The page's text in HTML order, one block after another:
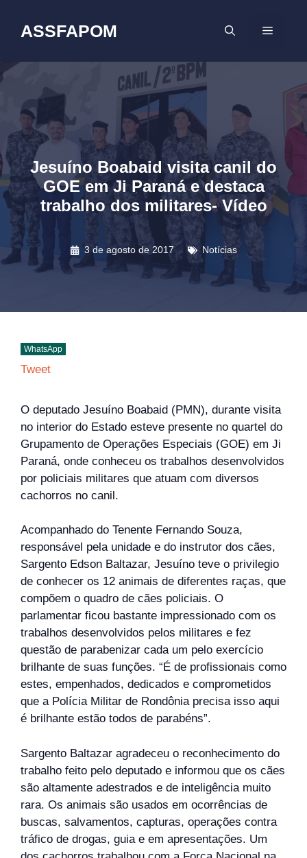
conteúdo
ASSFAPOM MENU
Jesuíno Boabaid visita canil do
GOE em Ji Paraná e destaca
trabalho dos militares- Vídeo
3 de agosto de 2017 Notícias
WhatsApp
Tweet
O deputado Jesuíno Boabaid (PMN), durante visita
no interior do Estado esteve presente no quartel do
Grupamento de Operações Especiais (GOE) em Ji
Paraná, onde conheceu os trabalhos desenvolvidos
por policiais militares que atuam com diversos
cachorros no canil.
Acompanhado do Tenente Fernando Souza,
responsável pela unidade e do instrutor dos cães,
Sargento Edson Baltazar, Jesuíno teve o privilegio
de conhecer os 12 animais de diferentes raças, que
compõem o quadro de cães policiais. O
parlamentar ficou bastante impressionado com os
trabalhos desenvolvidos pelos militares e fez
questão de parabenizar cada um pelo exercício
brilhante de suas funções. “É de profissionais como
estes, empenhados, dedicados e comprometidos
que a Polícia Militar de Rondônia precisa isso aqui
é brilhante estão todos de parabéns”.
Sargento Baltazar agradeceu o reconhecimento do
trabalho feito pelo deputado e informou que os cães
são altamente adestrados e de inteligência muito
rara. Os animais são usados em ocorrências de
buscas, salvamentos, capturas, operações contra
tráfico de drogas, guia e em apresentações. Um